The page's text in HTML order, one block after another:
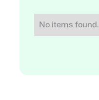
No items found.